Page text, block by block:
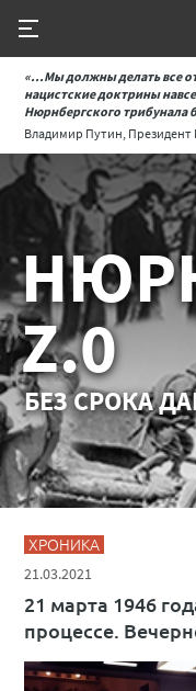
«...Мы должны делать все
нацистские доктрины
Нюрнбергского
Владимир Путин, Президент
Z.0
БЕЗ СРОКА
ХРОНИКА
21.03.2021
21 марта 1946
процессе.